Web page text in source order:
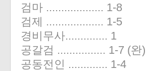
검마 ................... 1-8
검제 ................... 1-5
경비무사.............. 1
공갈검 ................ 1-7 (완)
공동전인 ............. 1-4